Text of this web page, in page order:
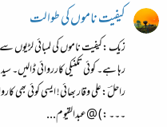
کیفیت ناموں کی طوالت
زیک :کیفیت ناموں کی لمبائی لڑیوں
رہا ہے۔ کوئی تکنیکی کارروائی ڈالیں۔
راحلؔ:علی وقار بھائی! ایسی کوئی بھی
۔۔۔ :) @عبدالقیوم...